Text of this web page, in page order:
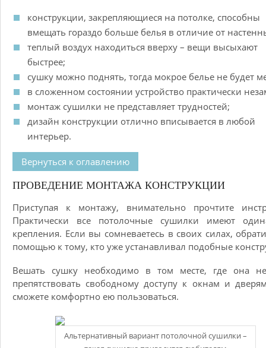
конструкции, закрепляющиеся на потолке, способны
вмещать гораздо больше белья в отличие от
теплый воздух находиться вверху – вещи высыхают
быстрее;
сушку можно поднять, тогда мокрое белье не будет
в сложенном состоянии устройство практически
монтаж сушилки не представляет трудностей;
дизайн конструкции отлично вписывается в любой
интерьер.
Вернуться к оглавлению
ПРОВЕДЕНИЕ МОНТАЖА КОНСТРУКЦИИ
Приступая к монтажу, внимательно прочтите
Практически все потолочные сушилки имеют
крепления. Если вы сомневаетесь в своих силах,
помощью к тому, кто уже устанавливал подобные
Вешать сушку необходимо в том месте, где она
препятствовать свободному доступу к окнам и
сможете комфортно ею пользоваться.
Альтернативный вариант потолочной сушилки –